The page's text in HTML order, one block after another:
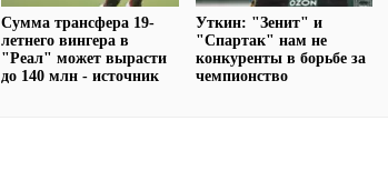
Сумма трансфера 19-
летнего вингера в
"Реал" может вырасти
до 140 млн - источник
Уткин: "Зенит" и
"Спартак" нам не
конкуренты в борьбе за
чемпионство